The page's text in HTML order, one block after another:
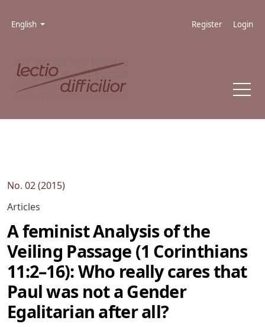
Language
English
Admin menu Register Login
No. 02 (2015)
Articles
A feminist Analysis of the
Veiling Passage (1 Corinthians
11:2–16): Who really cares that
Paul was not a Gender
Egalitarian after all?